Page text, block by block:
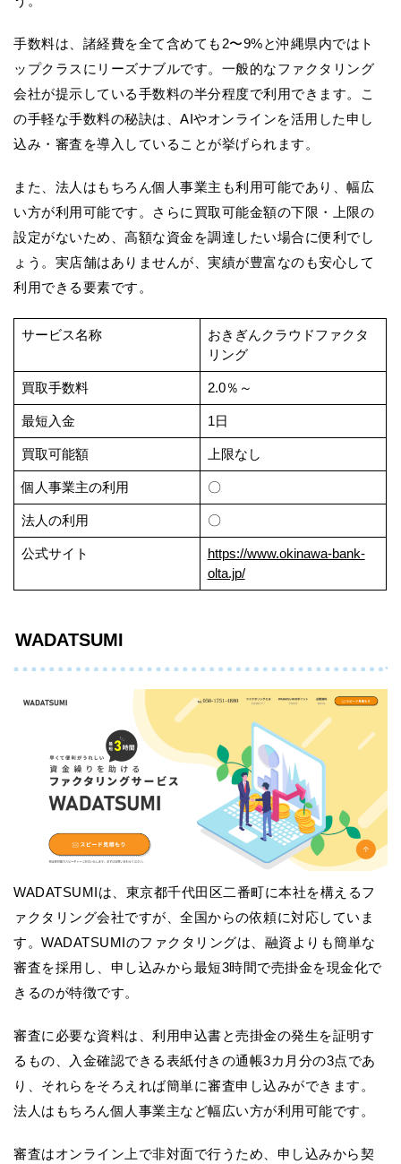
手数料は、諸経費を全て含めても2〜9%と沖縄県内ではト
ップクラスにリーズナブルです。一般的なファクタリング
会社が提示している手数料の半分程度で利用できます。こ
の手軽な手数料の秘訣は、AIやオンラインを活用した申し
込み・審査を導入していることが挙げられます。
また、法人はもちろん個人事業主も利用可能であり、幅広
い方が利用可能です。さらに買取可能金額の下限・上限の
設定がないため、高額な資金を調達したい場合に便利でし
ょう。実店舗はありませんが、実績が豊富なのも安心して
利用できる要素です。
サービス名称
おきぎんクラウドファクタ
リング
買取手数料 2.0％～
最短入金 1日
買取可能額 上限なし
個人事業主の利用 〇
法人の利用 〇
公式サイト
https://www.okinawa-bank-
olta.jp/
WADATSUMI
WADATSUMIは、東京都千代田区二番町に本社を構えるフ
ァクタリング会社ですが、全国からの依頼に対応していま
す。WADATSUMIのファクタリングは、融資よりも簡単な
審査を採用し、申し込みから最短3時間で売掛金を現金化で
きるのが特徴です。
審査に必要な資料は、利用申込書と売掛金の発生を証明す
るもの、入金確認できる表紙付きの通帳3カ月分の3点であ
り、それらをそろえれば簡単に審査申し込みができます。
法人はもちろん個人事業主など幅広い方が利用可能です。
審査はオンライン上で非対面で行うため、申し込みから契